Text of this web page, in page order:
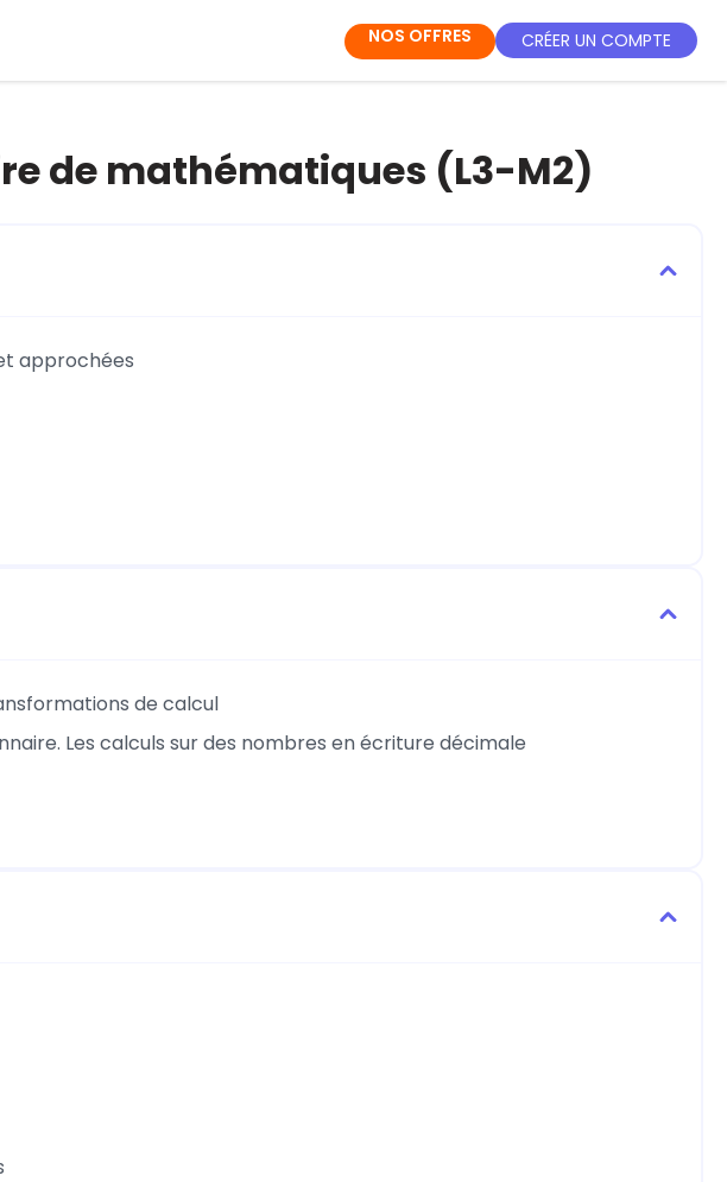
NOS OFFRES CRÉER UN COMPTE
de mathématiques (L3-M2)
approchées
de calcul
Les calculs sur des nombres en écriture décimale